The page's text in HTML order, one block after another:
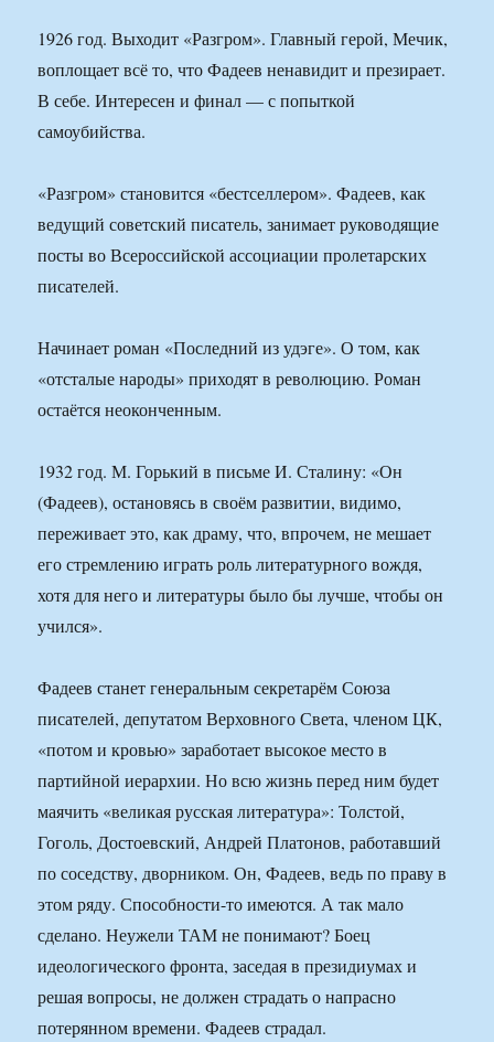
1926 год. Выходит «Разгром». Главный герой, Мечик,
воплощает всё то, что Фадеев ненавидит и презирает.
В себе. Интересен и финал — с попыткой
самоубийства.
«Разгром» становится «бестселлером». Фадеев, как
ведущий советский писатель, занимает руководящие
посты во Всероссийской ассоциации пролетарских
писателей.
Начинает роман «Последний из удэге». О том, как
«отсталые народы» приходят в революцию. Роман
остаётся неоконченным.
1932 год. М. Горький в письме И. Сталину: «Он
(Фадеев), остановясь в своём развитии, видимо,
переживает это, как драму, что, впрочем, не мешает
его стремлению играть роль литературного вождя,
хотя для него и литературы было бы лучше, чтобы он
учился».
Фадеев станет генеральным секретарём Союза
писателей, депутатом Верховного Света, членом ЦК,
«потом и кровью» заработает высокое место в
партийной иерархии. Но всю жизнь перед ним будет
маячить «великая русская литература»: Толстой,
Гоголь, Достоевский, Андрей Платонов, работавший
по соседству, дворником. Он, Фадеев, ведь по праву в
этом ряду. Способности-то имеются. А так мало
сделано. Неужели ТАМ не понимают? Боец
идеологического фронта, заседая в президиумах и
решая вопросы, не должен страдать о напрасно
потерянном времени. Фадеев страдал.